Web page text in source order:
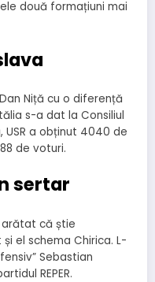
două formațiuni mai
Niță cu o diferență
s-a dat la Consiliul
a obținut 4040 de
de voturi.
sertar
arătat că știe
el schema Chirica. L-
Sebastian
REPER.